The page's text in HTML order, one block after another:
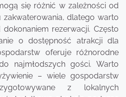
się różnić w zależności od
dlatego warto
rezerwacji. Często
o dostępność atrakcji dla
oferuje różnorodne
najmłodszych gości. Warto
– wiele gospodarstw
z lokalnych